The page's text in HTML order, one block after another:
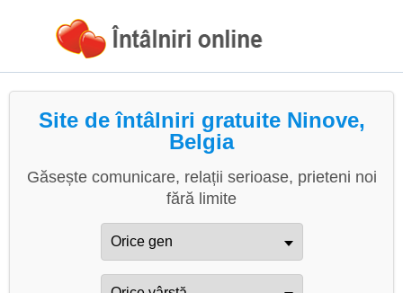
Site de întâlniri gratuite Ninove,
Belgia
Găsește comunicare, relații serioase, prieteni noi
fără limite